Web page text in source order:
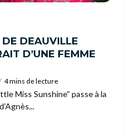
DEAUVILLE
D’UNE FEMME
4 mins de lecture
Miss Sunshine” passe à la